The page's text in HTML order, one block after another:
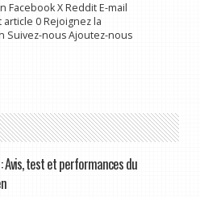
Facebook X Reddit E-mail
article 0 Rejoignez la
Suivez-nous Ajoutez-nous
: Avis, test et performances du